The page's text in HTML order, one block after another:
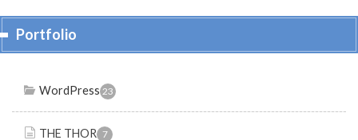
Portfolio
WordPress 23
THE THOR 7